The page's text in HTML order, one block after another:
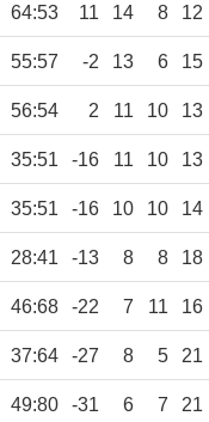
64:53 11 14 8 12
55:57 -2 13 6 15
56:54 2 11 10 13
35:51 -16 11 10 13
35:51 -16 10 10 14
28:41 -13 8 8 18
46:68 -22 7 11 16
37:64 -27 8 5 21
49:80 -31 6 7 21